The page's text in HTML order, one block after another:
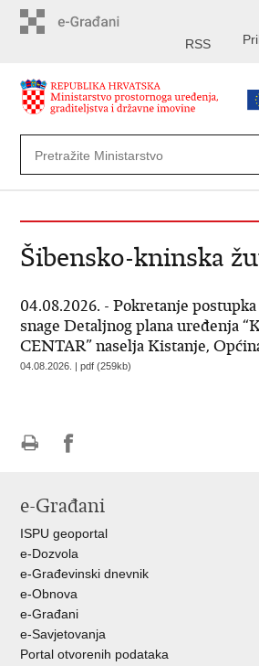
RSS
Šibensko-kninska
04.08.2026. - Pokretanje
snage Detaljnog plana uređenja
CENTAR” naselja Kistanje,
04.08.2026. | pdf (259kb)
FacebookuTwitteru
e-Građani
ISPU geoportal
e-Dozvola
e-Građevinski dnevnik
e-Obnova
e-Građani
e-Savjetovanja
Portal otvorenih podataka